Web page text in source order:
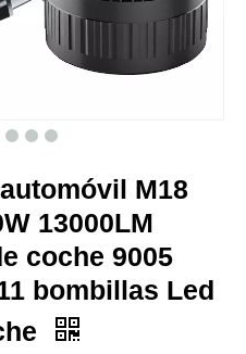
M18
13000LM
coche 9005
bombillas Led